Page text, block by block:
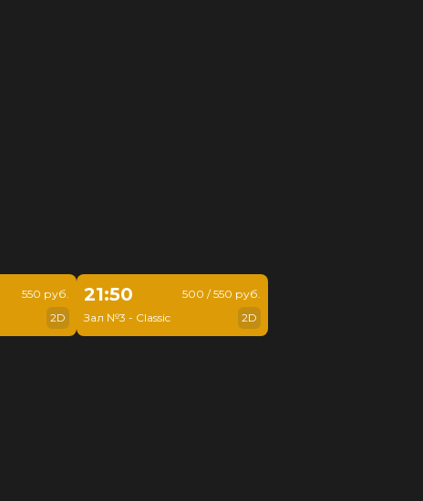
550 руб.
2D
21:50
Зал №3 - Classic
500 / 550 руб.
2D